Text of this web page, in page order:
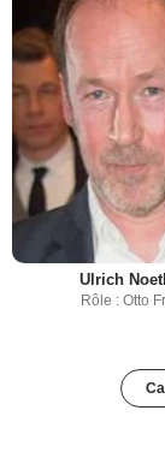
Ulrich
Rôle : Otto